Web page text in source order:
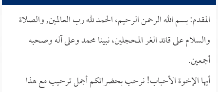
المقدم: بسم الله الرحمن الرحيم، الحمد لله رب العالمين, والصلاة
والسلام على قائد الغر المحجلين، نبينا محمد وعلى آله وصحبه
أجمعين.
أيها الإخوة الأحباب! نرحب بحضراتكم أجمل ترحيب مع هذا